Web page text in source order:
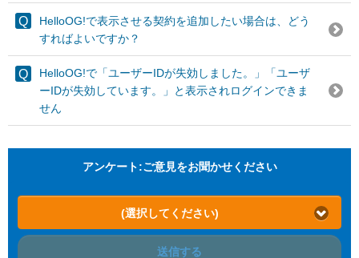
HelloOG!で表示させる契約を追加したい場合は、どう
すればよいですか？
HelloOG!で「ユーザーIDが失効しました。」「ユーザ
ーIDが失効しています。」と表示されログインできま
せん
アンケート:ご意見をお聞かせください
(選択してください)
送信する